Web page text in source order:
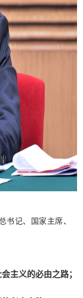
书记、国家主席、
主义的必由之路；